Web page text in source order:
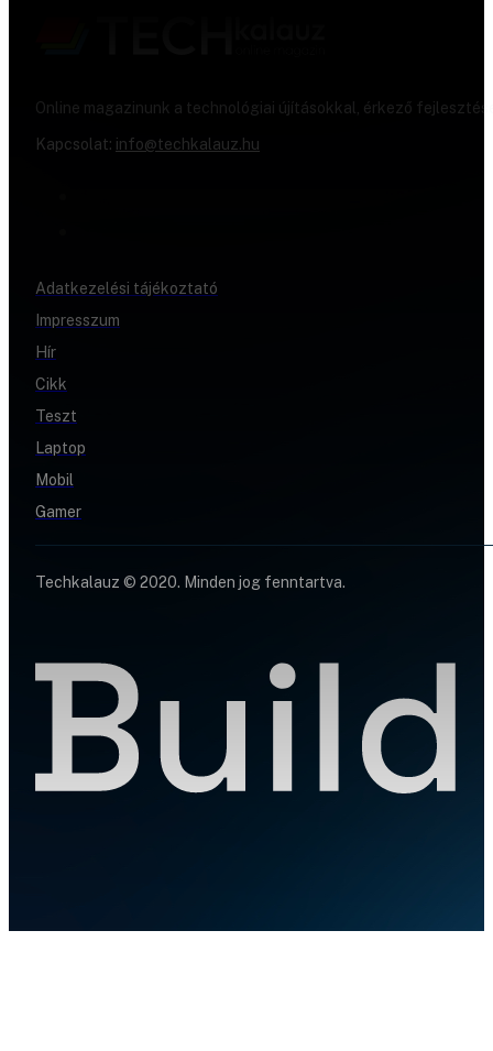
Online magazinunk a technológiai újításokkal, érkező
Kapcsolat: info@techkalauz.hu
Adatkezelési tájékoztató
Impresszum
Hír
Cikk
Teszt
Laptop
Mobil
Gamer
Techkalauz © 2020. Minden jog fenntartva.